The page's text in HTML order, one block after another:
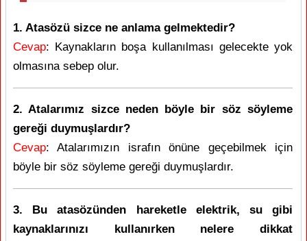
1. Atasözü sizce ne anlama gelmektedir?
Cevap: Kaynakların boşa kullanılması gelecekte yok
olmasına sebep olur.
2. Atalarımız sizce neden böyle bir söz söyleme
gereği duymuşlardır?
Cevap: Atalarımızın israfın önüne geçebilmek için
böyle bir söz söyleme gereği duymuşlardır.
3. Bu atasözünden hareketle elektrik, su gibi
kaynaklarınızı kullanırken nelere dikkat